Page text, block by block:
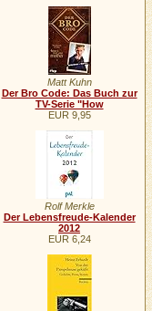
Matt Kuhn
Der Bro Code: Das Buch zur
TV-Serie "How
EUR 9,95
Rolf Merkle
Der Lebensfreude-Kalender
2012
EUR 6,24